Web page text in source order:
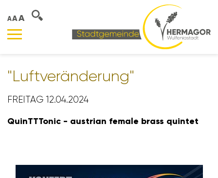
AAA
"Luft­ver­än­de­rung"
FREITAG 12.04.2024
QuinTT­Tonic - austrian female brass quintet